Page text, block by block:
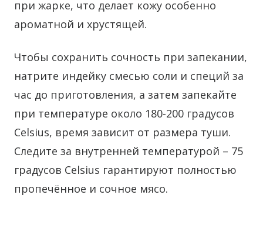
при жарке, что делает кожу особенно
ароматной и хрустящей.
Чтобы сохранить сочность при запекании,
натрите индейку смесью соли и специй за
час до приготовления, а затем запекайте
при температуре около 180-200 градусов
Celsius, время зависит от размера туши.
Следите за внутренней температурой – 75
градусов Celsius гарантируют полностью
пропечённое и сочное мясо.